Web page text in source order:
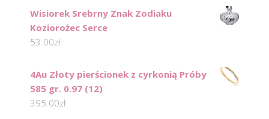
Wisiorek Srebrny Znak Zodiaku
Koziorożec Serce
53.00zł
4Au Złoty pierścionek z cyrkonią Próby
585 gr. 0.97 (12)
395.00zł